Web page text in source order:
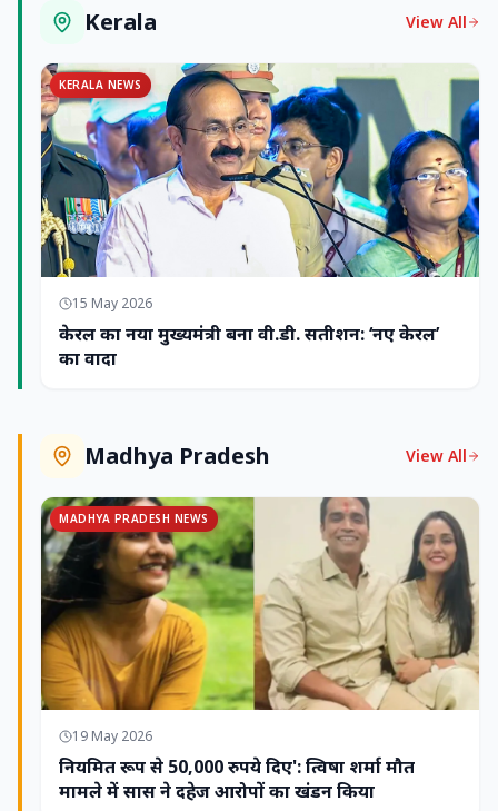
Kerala View All
KERALA NEWS
15 May 2026
केरल का नया मुख्यमंत्री बना वी.डी. सतीशन: ‘नए केरल’
का वादा
Madhya Pradesh View All
MADHYA PRADESH NEWS
19 May 2026
नियमित रूप से 50,000 रुपये दिए': त्विषा शर्मा मौत
मामले में सास ने दहेज आरोपों का खंडन किया